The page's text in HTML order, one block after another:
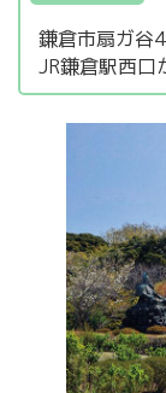
鎌倉市扇ガ谷
JR鎌倉駅西口